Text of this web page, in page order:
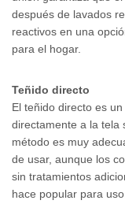
después de lavados
reactivos en una
para el hogar.
Teñido directo
El teñido directo es
directamente a la tela
método es muy
de usar, aunque los
sin tratamientos
hace popular para